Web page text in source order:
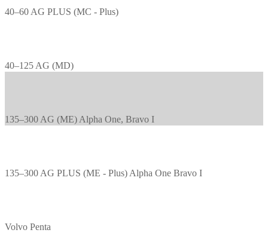
40–60 AG PLUS (MC - Plus)
40–125 AG (MD)
135–300 AG (ME) Alpha One, Bravo I
135–300 AG PLUS (ME - Plus) Alpha One Bravo I
Volvo Penta